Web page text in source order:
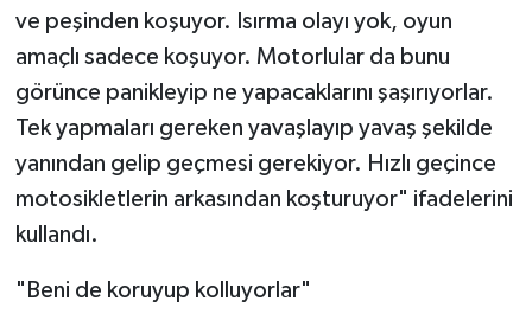
ve peşinden koşuyor. Isırma olayı yok, oyun
amaçlı sadece koşuyor. Motorlular da bunu
görünce panikleyip ne yapacaklarını şaşırıyorlar.
Tek yapmaları gereken yavaşlayıp yavaş şekilde
yanından gelip geçmesi gerekiyor. Hızlı geçince
motosikletlerin arkasından koşturuyor" ifadelerini
kullandı.
"Beni de koruyup kolluyorlar"